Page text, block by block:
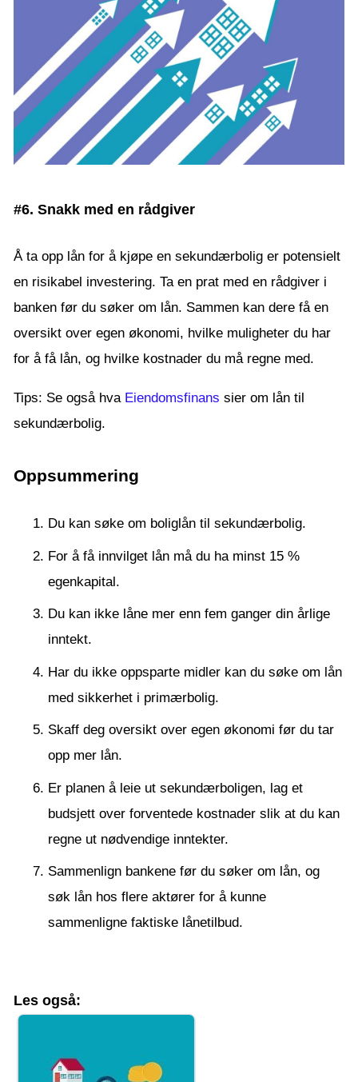
#6. Snakk med en rådgiver
Å ta opp lån for å kjøpe en sekundærbolig er potensielt
en risikabel investering. Ta en prat med en rådgiver i
banken før du søker om lån. Sammen kan dere få en
oversikt over egen økonomi, hvilke muligheter du har
for å få lån, og hvilke kostnader du må regne med.
Tips: Se også hva Eiendomsfinans sier om lån til
sekundærbolig.
Oppsummering
Du kan søke om boliglån til sekundærbolig.
For å få innvilget lån må du ha minst 15 %
egenkapital.
Du kan ikke låne mer enn fem ganger din årlige
inntekt.
Har du ikke oppsparte midler kan du søke om lån
med sikkerhet i primærbolig.
Skaff deg oversikt over egen økonomi før du tar
opp mer lån.
Er planen å leie ut sekundærboligen, lag et
budsjett over forventede kostnader slik at du kan
regne ut nødvendige inntekter.
Sammenlign bankene før du søker om lån, og
søk lån hos flere aktører for å kunne
sammenligne faktiske lånetilbud.
Les også: